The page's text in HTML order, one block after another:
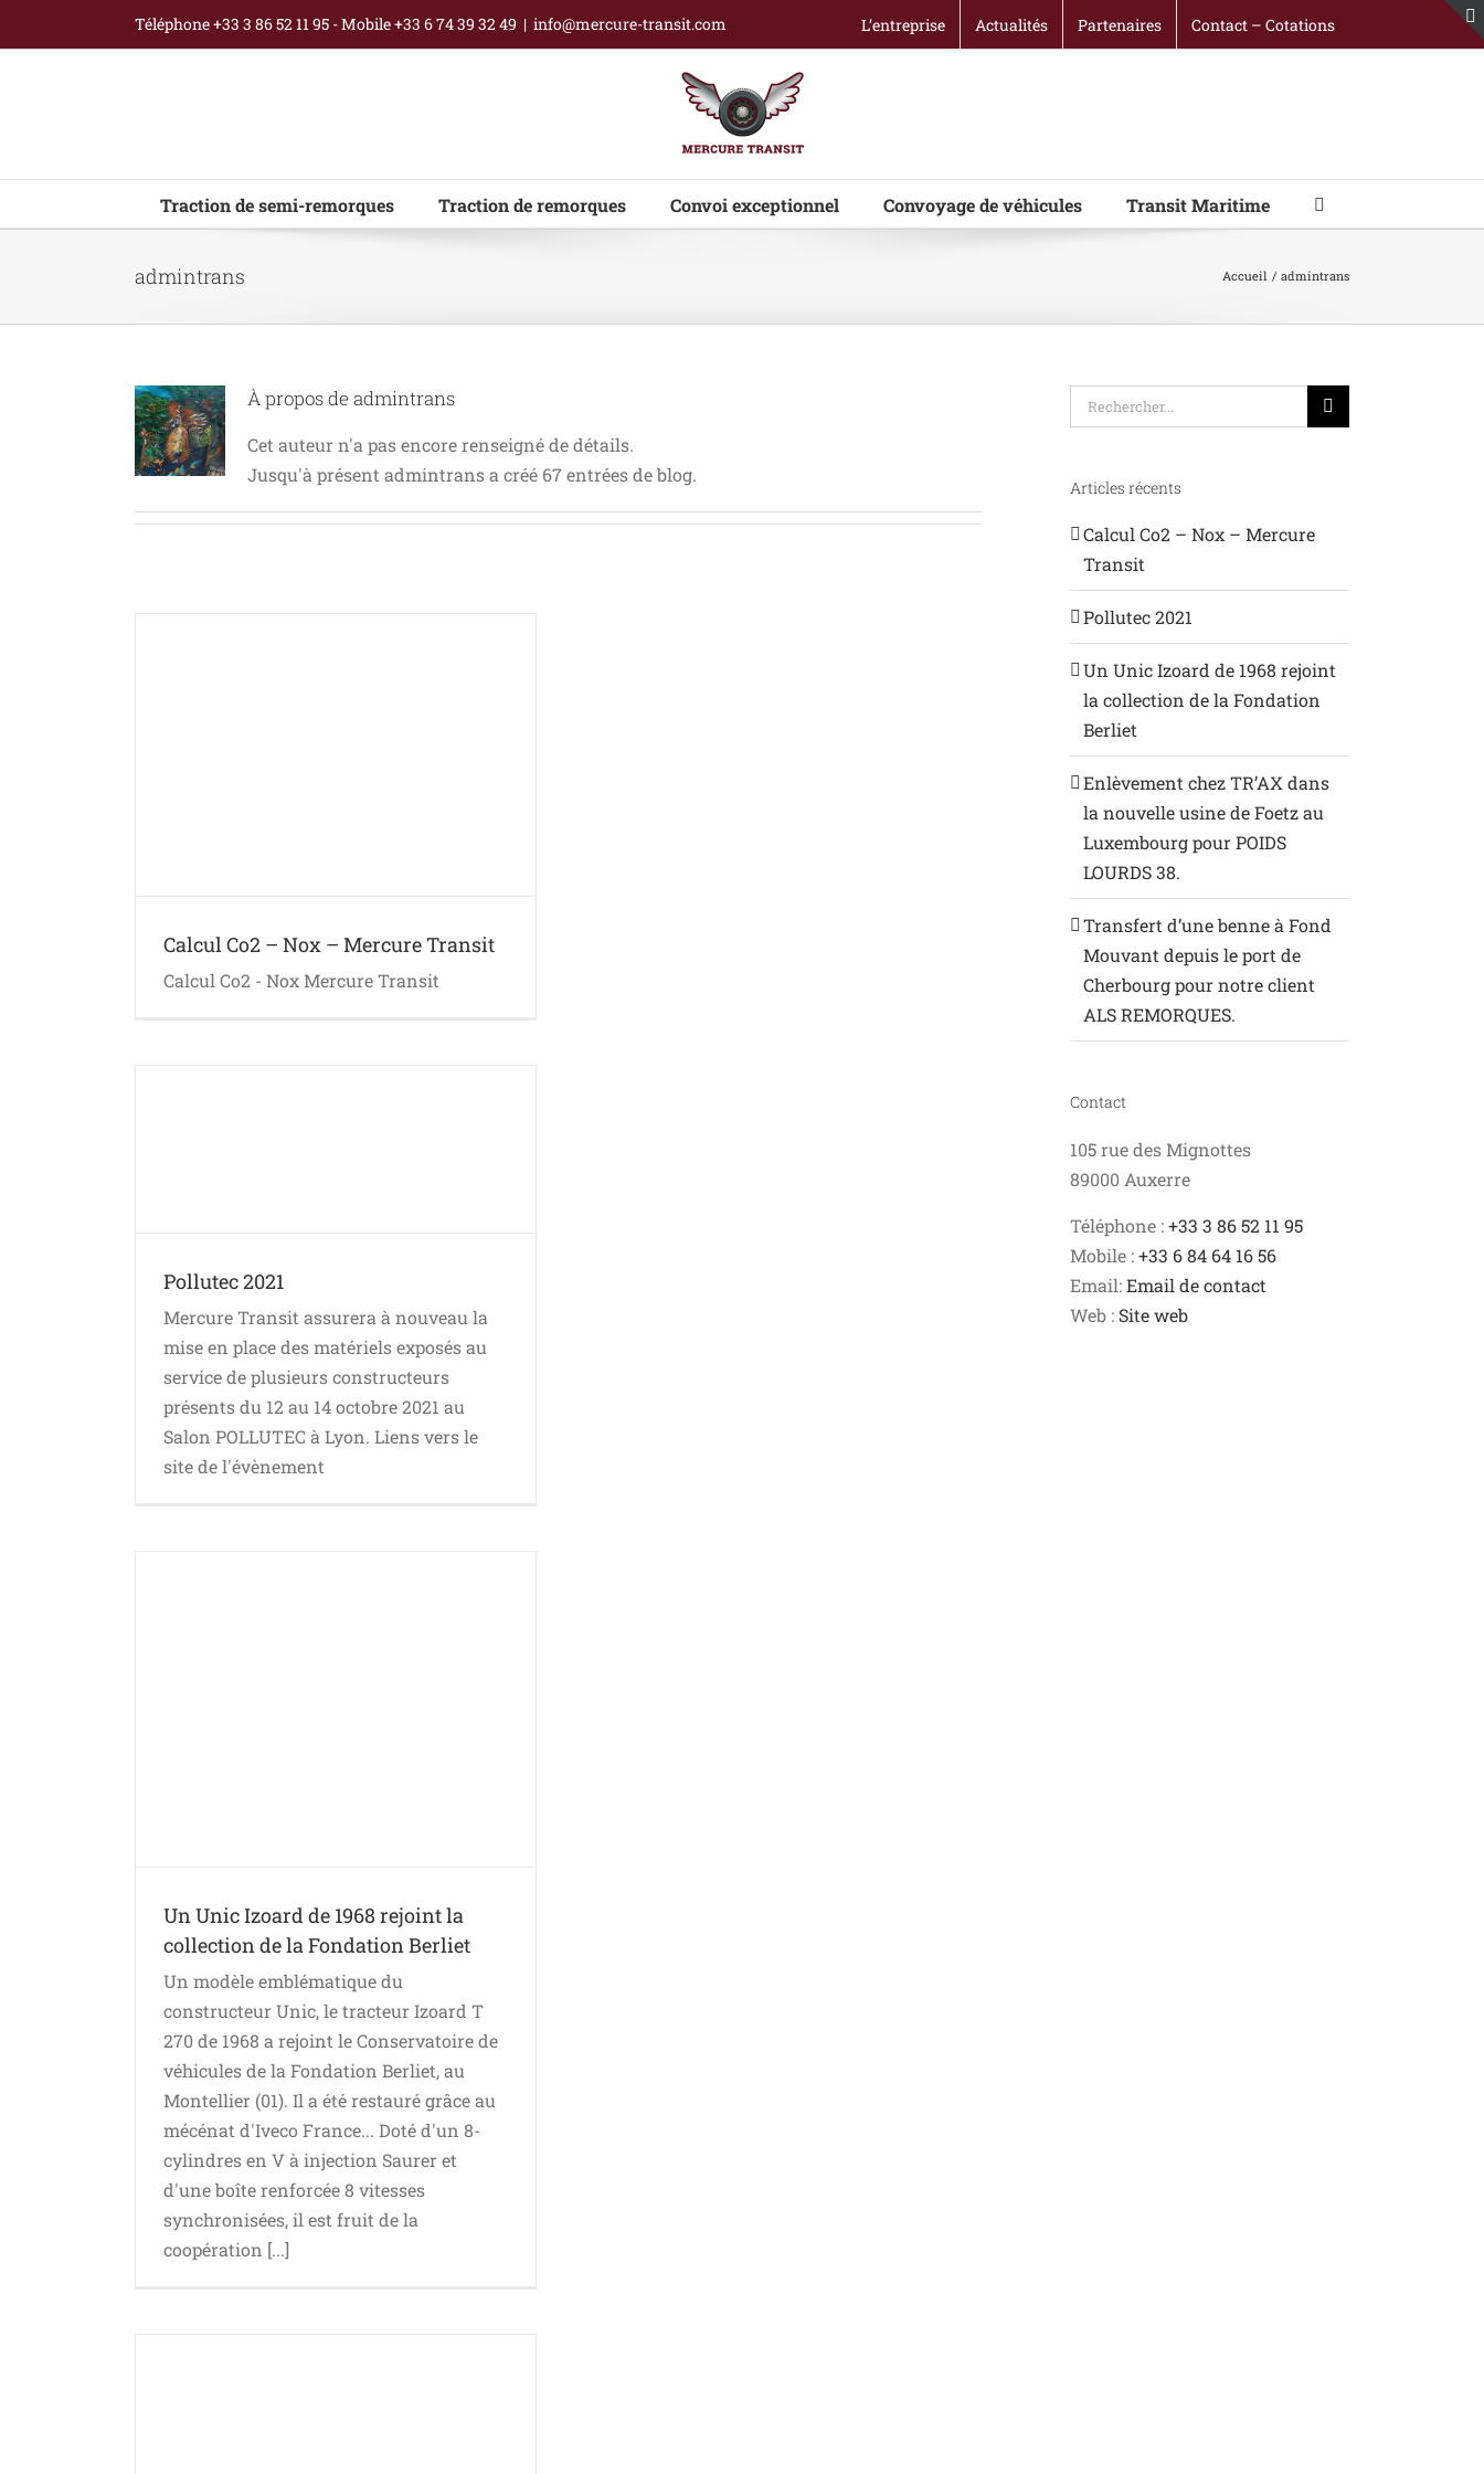
au
Téléphone +33 3 86 52 11 95 - Mobile +33 6 74 39 32 49 | info@mercure-transit.com L’entreprise Actualités Partenaires Contact – Cotations
Traction de semi-remorques Traction de remorques Convoi exceptionnel Convoyage de véhicules Transit Maritime
admintrans Accueil admintrans
À propos de admintrans
Cet auteur n'a pas encore renseigné de détails.
Jusqu'à présent admintrans a créé 67 entrées de blog.
Calcul Co2 – Nox – Mercure Transit
Calcul Co2 - Nox Mercure Transit
Pollutec 2021
Mercure Transit assurera à nouveau la
mise en place des matériels exposés au
service de plusieurs constructeurs
présents du 12 au 14 octobre 2021 au
Salon POLLUTEC à Lyon. Liens vers le
site de l'évènement
Un Unic Izoard de 1968 rejoint la
collection de la Fondation Berliet
Un modèle emblématique du
constructeur Unic, le tracteur Izoard T
270 de 1968 a rejoint le Conservatoire de
véhicules de la Fondation Berliet, au
Montellier (01). Il a été restauré grâce au
mécénat d'Iveco France... Doté d'un 8-
cylindres en V à injection Saurer et
d'une boîte renforcée 8 vitesses
synchronisées, il est fruit de la
coopération [...]
Rechercher:
Articles récents
Calcul Co2 – Nox – Mercure
Transit
Pollutec 2021
Un Unic Izoard de 1968 rejoint
la collection de la Fondation
Berliet
Enlèvement chez TR’AX dans
la nouvelle usine de Foetz au
Luxembourg pour POIDS
LOURDS 38.
Transfert d’une benne à Fond
Mouvant depuis le port de
Cherbourg pour notre client
ALS REMORQUES.
Contact
105 rue des Mignottes
89000 Auxerre
Téléphone :+33 3 86 52 11 95
Mobile :+33 6 84 64 16 56
Email:Email de contact
Web : Site web